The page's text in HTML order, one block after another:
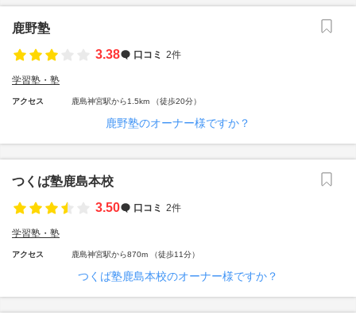
鹿野塾
3.38
口コミ 2件
学習塾・塾
アクセス 鹿島神宮駅から1.5km （徒歩20分）
鹿野塾のオーナー様ですか？
つくば塾鹿島本校
3.50
口コミ 2件
学習塾・塾
アクセス 鹿島神宮駅から870m （徒歩11分）
つくば塾鹿島本校のオーナー様ですか？